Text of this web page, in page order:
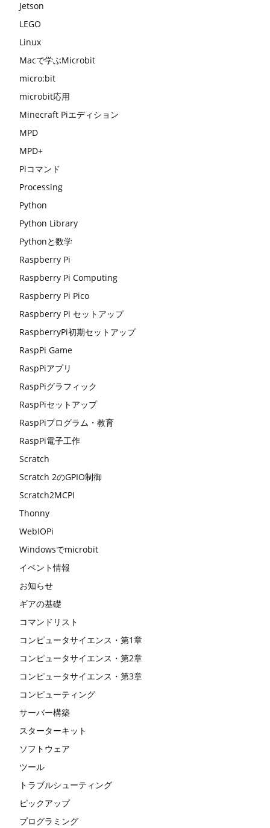
Jetson
LEGO
Linux
Macで学ぶMicrobit
micro:bit
microbit応用
Minecraft Piエディション
MPD
MPD+
Piコマンド
Processing
Python
Python Library
Pythonと数学
Raspberry Pi
Raspberry Pi Computing
Raspberry Pi Pico
Raspberry Pi セットアップ
RaspberryPi初期セットアップ
RaspPi Game
RaspPiアプリ
RaspPiグラフィック
RaspPiセットアップ
RaspPiプログラム・教育
RaspPi電子工作
Scratch
Scratch 2のGPIO制御
Scratch2MCPI
Thonny
WebIOPi
Windowsでmicrobit
イベント情報
お知らせ
ギアの基礎
コマンドリスト
コンピュータサイエンス・第1章
コンピュータサイエンス・第2章
コンピュータサイエンス・第3章
コンピューティング
サーバー構築
スターターキット
ソフトウェア
ツール
トラブルシューティング
ピックアップ
プログラミング